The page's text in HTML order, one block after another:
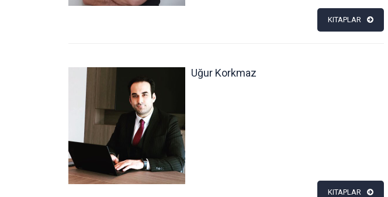
KITAPLAR
Uğur Korkmaz
KITAPLAR